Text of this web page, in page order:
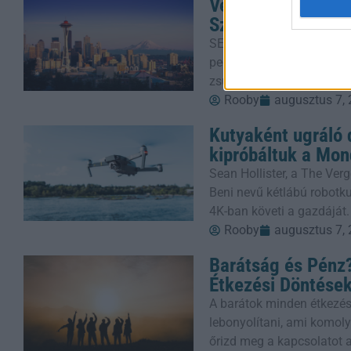
Véres Fesztivál:
Szívében
SEATTLE (AP) – Egy
pedig keresnek, miután
zsúfolt ételfesztiválon,
Rooby
augusztus 7,
Kutyaként ugráló
kipróbáltuk a
Sean Hollister, a The
Beni nevű kétlábú
4K-ban követi a
Rooby
augusztus 7,
Barátság és
Étkezési
A barátok minden
lebonyolítani, ami
őrizd meg a kapcsolatot